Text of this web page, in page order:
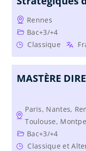
Rennes
Bac+3/+4
Classique
MASTÈRE
Paris, Nantes,
Toulouse,
Bac+3/+4
Classique et